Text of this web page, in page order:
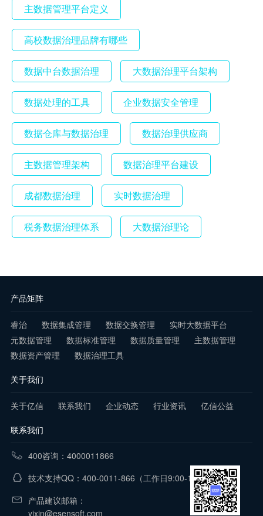
主数据管理平台定义
高校数据治理品牌有哪些
数据中台数据治理 大数据治理平台架构
数据处理的工具 企业数据安全管理
数据仓库与数据治理 数据治理供应商
主数据管理架构 数据治理平台建设
成都数据治理 实时数据治理
税务数据治理体系 大数据治理论
产品矩阵
睿治 数据集成管理 数据交换管理
实时大数据平台
元数据管理
数据标准管理 数据质量管理
主数据管理
数据资产管理
数据治理工具
关于我们
关于亿信 联系我们 企业动态 行业资讯 亿信公益
联系我们
400咨询：4000011866
技术支持QQ：400-0011-866 （工作日9:00-18:00）
产品建议邮箱：
yixin@esensoft.com